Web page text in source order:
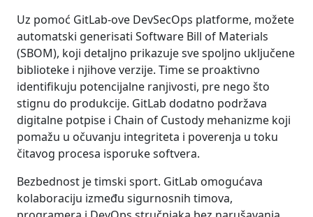
Uz pomoć GitLab-ove DevSecOps platforme, možete
automatski generisati Software Bill of Materials
(SBOM), koji detaljno prikazuje sve spoljno uključene
biblioteke i njihove verzije. Time se proaktivno
identifikuju potencijalne ranjivosti, pre nego što
stignu do produkcije. GitLab dodatno podržava
digitalne potpise i Chain of Custody mehanizme koji
pomažu u očuvanju integriteta i poverenja u toku
čitavog procesa isporuke softvera.
Bezbednost je timski sport. GitLab omogućava
kolaboraciju između sigurnosnih timova,